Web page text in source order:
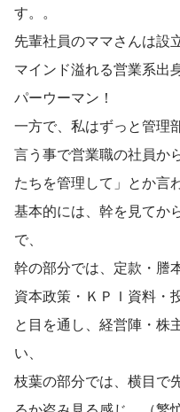
す。。
先輩社員のママさんは設
マインド溢れる営業系出
パーウーマン！
一方で、私はずっと管理
言う事で営業職の社員か
たちを管理して」とか言
基本的には、幹を見てか
で、
幹の部分では、定款・謄
資本政策・ＫＰＩ資料・
と目を通し、経営陣・株
い、
枝葉の部分では、横目で